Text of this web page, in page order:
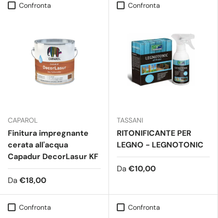
Confronta
CAPAROL
Finitura impregnante
cerata all'acqua
Capadur DecorLasur KF
Da €18,00
Confronta
TASSANI
RITONIFICANTE PER
LEGNO - LEGNOTONIC
Da €10,00
Confronta Confronta